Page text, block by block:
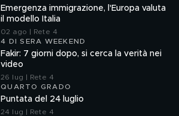
Emergenza immigrazione, l'Europa valuta
il modello Italia
02 ago | Rete 4
4 DI SERA WEEKEND
Fakir: 7 giorni dopo, si cerca la verità nei
video
26 lug | Rete 4
QUARTO GRADO
Puntata del 24 luglio
24 lug | Rete 4